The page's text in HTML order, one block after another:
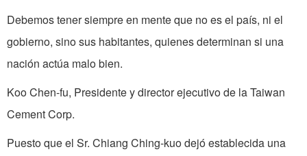
Debemos tener siempre en mente que no es el país, ni el
gobierno, sino sus habitantes, quienes determinan si una
nación actúa malo bien.
Koo Chen-fu, Presidente y director ejecutivo de la Taiwan
Cement Corp.
Puesto que el Sr. Chiang Ching-kuo dejó establecida una